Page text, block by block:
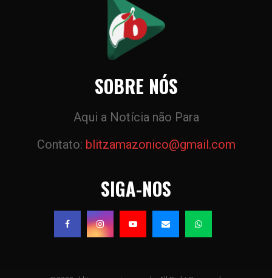
SOBRE NÓS
Aqui a Notícia não Para
Contato: blitzamazonico@gmail.com
SIGA-NOS